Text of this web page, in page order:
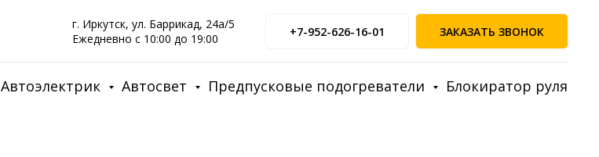
г. Иркутск, ул. Баррикад, 24а/5
Ежедневно с 10:00 до 19:00
+7-952-626-16-01 ЗАКАЗАТЬ ЗВОНОК
Автоэлектрик Автосвет Предпусковые подогреватели Блокиратор руля